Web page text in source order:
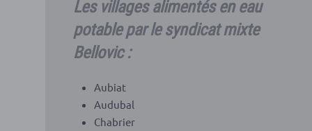
Les villages alimentés en eau
potable par le syndicat mixte
Bellovic :
Aubiat
Audubal
Chabrier